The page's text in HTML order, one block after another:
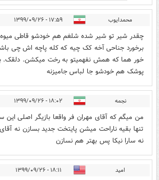
محمدایوب ۱۷:۵۹ - ۱۳۹۹/۰۹/۲۶
چقدر شیر تو شیر شده شلغم هم خودشو قاطی میوه
برخورد جناحی آخه کک چیه که کله پاچه اش چی
خور هما که همش نفهمیتو به رخت میکشن. دلقک.
پوشک هم خودشو جا لباس جامیزنه
نجمه ۱۸:۰۲ - ۱۳۹۹/۰۹/۲۶
من میگم که آقای مهران فر واقعا بازیگر اصلی
تنها بقیه ناراحت میشن پایتخت جدید بسازن نه
نه سارا نیکا پس بهتر هم نسازن
امید ۱۸:۱۱ - ۱۳۹۹/۰۹/۲۶